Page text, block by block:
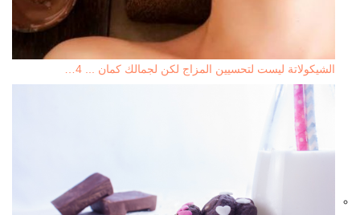
الشيكولاتة ليست لتحسيين المزاج لكن لجمالك كمان ... 4…